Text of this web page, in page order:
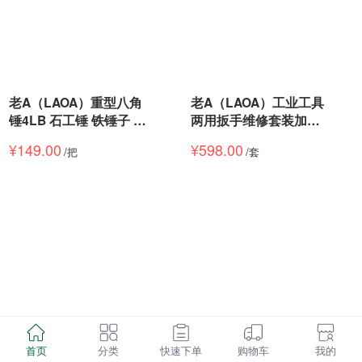
老A（LAOA）重型八角
锤4LB 石工锤 铁锤子 铁
柄 LA712604
¥149.00 /把
老A（LAOA）工业工具
两用扳手维修套装加长
扳手LA352514
¥598.00 /套
首页 分类 快速下单 购物车 我的